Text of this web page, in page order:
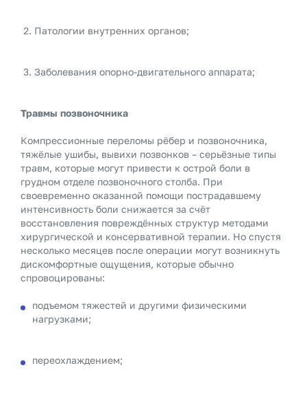
Патологии внутренних органов;
Заболевания опорно-двигательного аппарата;
Травмы позвоночника
Компрессионные переломы рёбер и позвоночника,
тяжёлые ушибы, вывихи позвонков – серьёзные типы
травм, которые могут привести к острой боли в
грудном отделе позвоночного столба. При
своевременно оказанной помощи пострадавшему
интенсивность боли снижается за счёт
восстановления повреждённых структур методами
хирургической и консервативной терапии. Но спустя
несколько месяцев после операции могут возникнуть
дискомфортные ощущения, которые обычно
спровоцированы:
подъемом тяжестей и другими физическими
нагрузками;
переохлаждением;